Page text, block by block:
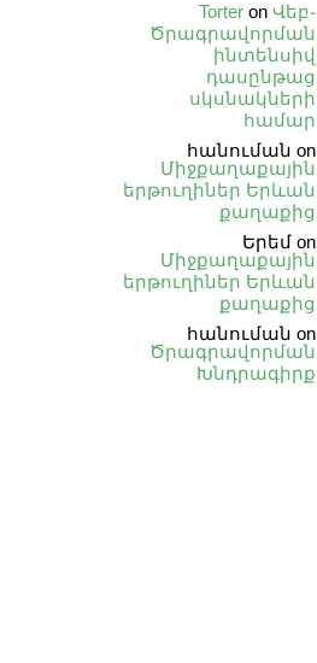
Torter on Վեբ֊
Ծրագրավորման
ինտենսիվ
դասընթաց
սկսնակների
համար
հանուման on
Միջքաղաքային
երթուղիներ Երևան
քաղաքից
Երեմ on
Միջքաղաքային
երթուղիներ Երևան
քաղաքից
հանուման on
Ծրագրավորման
Խնդրագիրք